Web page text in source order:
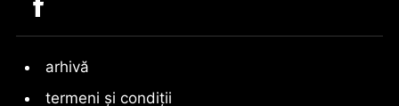
arhivă
termeni și condiții